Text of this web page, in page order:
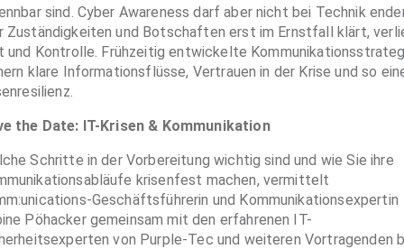
sind. Cyber Awareness darf aber nicht bei Technik
Zuständigkeiten und Botschaften erst im Ernstfall klärt,
und Kontrolle. Frühzeitig entwickelte
klare Informationsflüsse, Vertrauen in der Krise und so
the Date: IT-Krisen & Kommunikation
Schritte in der Vorbereitung wichtig sind und wie Sie ihre
krisenfest machen, vermittelt
Geschäftsführerin und Kommunikationsexpertin
Pöhacker gemeinsam mit den erfahrenen IT-
von Purple-Tec und weiteren Vortragenden